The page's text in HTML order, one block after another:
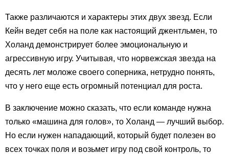
Также различаются и характеры этих двух звезд. Если
Кейн ведет себя на поле как настоящий джентльмен, то
Холанд демонстрирует более эмоциональную и
агрессивную игру. Учитывая, что норвежская звезда на
десять лет моложе своего соперника, нетрудно понять,
что у него еще есть огромный потенциал для роста.
В заключение можно сказать, что если команде нужна
только «машина для голов», то Холанд — лучший выбор.
Но если нужен нападающий, который будет полезен во
всех точках поля и возьмет игру под свой контроль, то